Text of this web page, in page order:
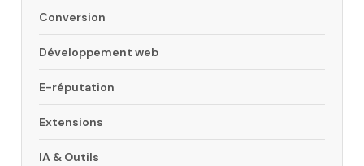
Conversion
Développement web
E-réputation
Extensions
IA & Outils